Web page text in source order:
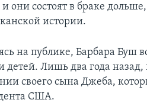
они состоят в браке
истории.
на публике, Барбара Буш
детей. Лишь два года назад,
своего сына Джеба,
США.